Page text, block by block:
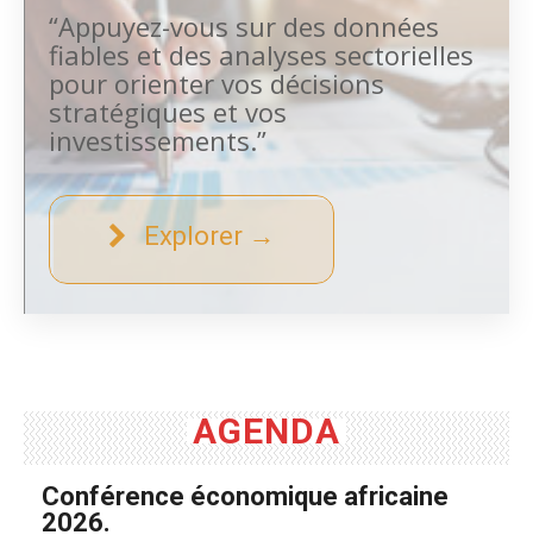
“Appuyez-vous sur des données
fiables et des analyses sectorielles
pour orienter vos décisions
stratégiques et vos
investissements.”
Explorer →
AGENDA
Conférence économique africaine
2026.